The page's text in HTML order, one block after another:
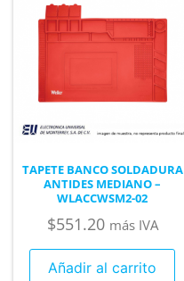
TAPETE BANCO SOLDADURA
ANTIDES MEDIANO –
WLACCWSM2-02
$551.20 más IVA
Añadir al carrito